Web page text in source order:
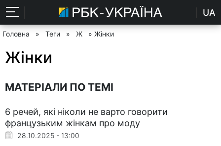
UA
Головна » Теги » Ж » Жінки
Жінки
МАТЕРІАЛИ ПО ТЕМІ
6 речей, які ніколи не варто говорити
французьким жінкам про моду
28.10.2025 - 13:00